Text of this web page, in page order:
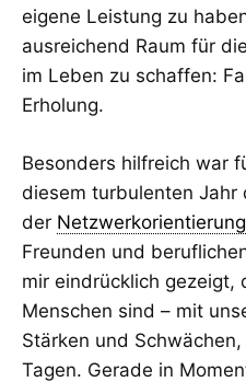
eigene Leistung zu
ausreichend Raum für
im Leben zu schaffen:
Erholung.
Besonders hilfreich war
diesem turbulenten Jahr
der Netzwerkorientierung
Freunden und
mir eindrücklich gezeigt,
Menschen sind – mit
Stärken und
Tagen. Gerade in